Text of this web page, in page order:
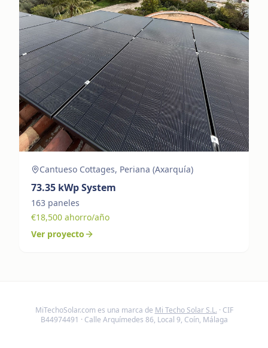
Cantueso Cottages, Periana (Axarquía)
73.35 kWp System
163 paneles
€18,500 ahorro/año
Ver proyecto
MiTechoSolar.com es una marca de Mi Techo Solar S.L. · CIF
B44974491 · Calle Arquímedes 86, Local 9, Coín, Málaga